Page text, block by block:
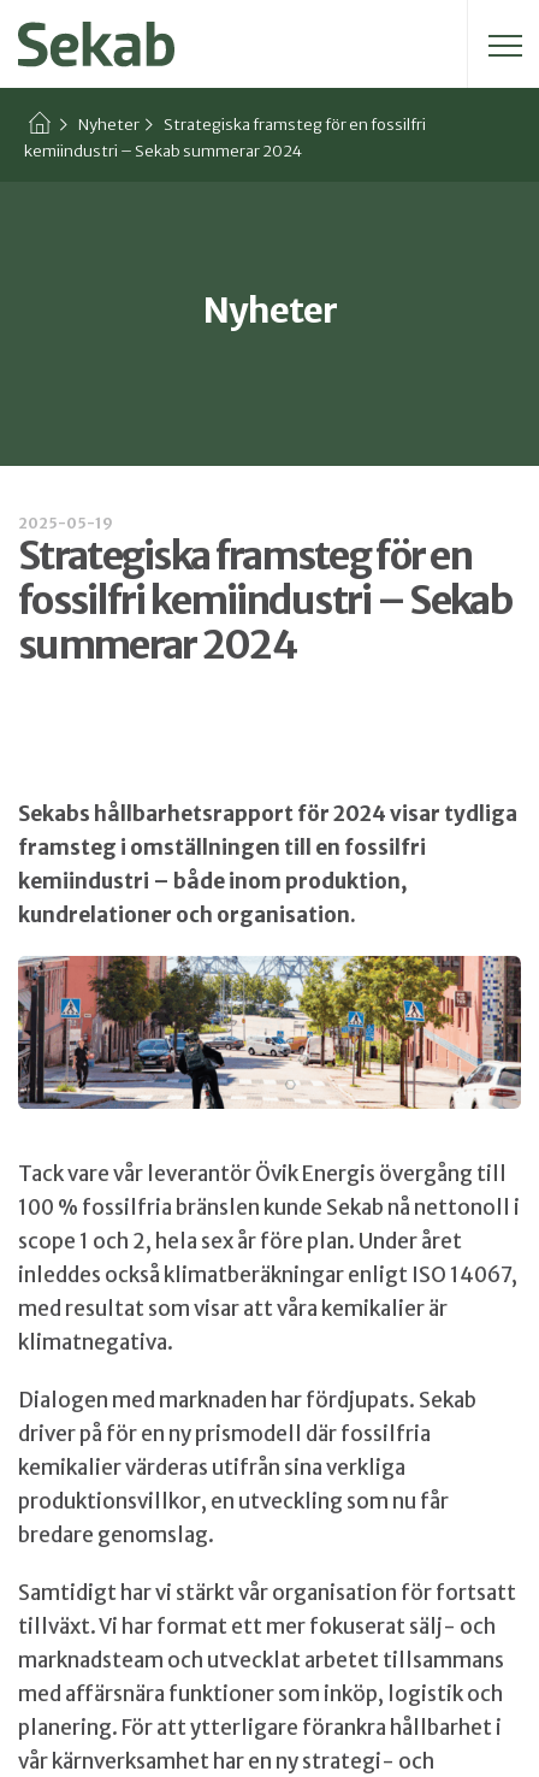
Sök efter:
Nyheter
Strategiska framsteg för en fossilfri
kemiindustri – Sekab summerar 2024
Nyheter
2025-05-19
Strategiska framsteg för en
fossilfri kemiindustri – Sekab
summerar 2024
Sekabs hållbarhetsrapport för 2024 visar tydliga
framsteg i omställningen till en fossilfri
kemiindustri – både inom produktion,
kundrelationer och organisation.
Tack vare vår leverantör Övik Energis övergång till
100 % fossilfria bränslen kunde Sekab nå nettonoll i
scope 1 och 2, hela sex år före plan. Under året
inleddes också klimatberäkningar enligt ISO 14067,
med resultat som visar att våra kemikalier är
klimatnegativa.
Dialogen med marknaden har fördjupats. Sekab
driver på för en ny prismodell där fossilfria
kemikalier värderas utifrån sina verkliga
produktionsvillkor, en utveckling som nu får
bredare genomslag.
Samtidigt har vi stärkt vår organisation för fortsatt
tillväxt. Vi har format ett mer fokuserat sälj- och
marknadsteam och utvecklat arbetet tillsammans
med affärsnära funktioner som inköp, logistik och
planering. För att ytterligare förankra hållbarhet i
vår kärnverksamhet har en ny strategi- och